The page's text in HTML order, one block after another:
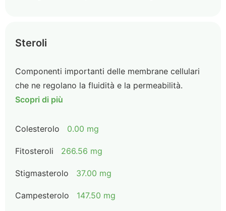
Steroli
Componenti importanti delle membrane cellulari
che ne regolano la fluidità e la permeabilità.
Scopri di più
Colesterolo 0.00 mg
Fitosteroli 266.56 mg
Stigmasterolo 37.00 mg
Campesterolo 147.50 mg